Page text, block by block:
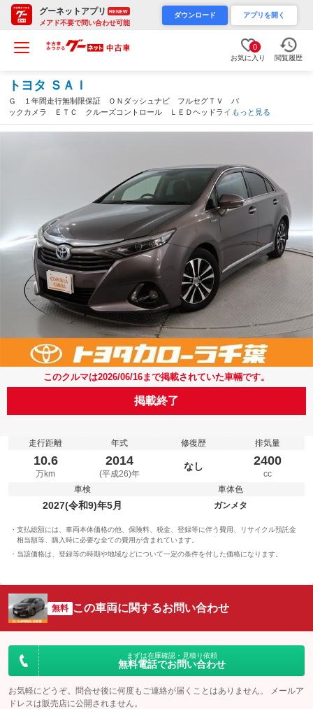
グーネットアプリ RENEW
メアド不要で問い合わせ可能
ダウンロード アプリを開く
0
お気に入り 閲覧履歴
トヨタ ＳＡＩ
Ｇ １年間走行無制限保証 ＯＮダッシュナビ フルセグＴＶ バ
ックカメラ ＥＴＣ クルーズコントロール ＬＥＤヘッドライ
ト ＤＶＤ再生 スマートキー オートエアコン（千葉県）
もっと見る
このクルマは2026/06/16まで掲載されていた車輛です。
掲載終了
走行距離
10.6
万km
年式
2014
(平成26)年
修復歴
なし
排気量
2400
cc
車検
2027(令和9)年5月
車体色
ガンメタ
支払総額には、車両本体価格の他、保険料、税金、登録等に伴う費用、リサイクル預託金
相当額等、購入時に必要な全ての費用が含まれています。
当該価格は、登録等の時期や地域などについて一定の条件を付した価格になります。
無料 この車両に関するお問い合わせ
まずは在庫確認・見積り依頼
無料電話でお問い合わせ
お気軽にどうぞ。問合せ後に何度もご連絡が届くことはありません。 メールア
ドレスは販売店に公開されません。